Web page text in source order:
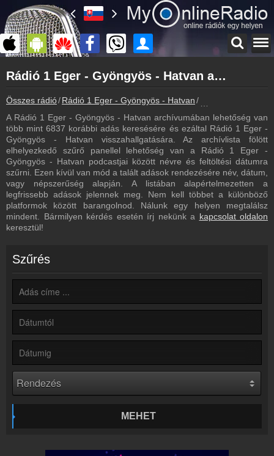
myonlineradio.hu
Rádió 1 Eger - Gyöngyös - Hatvan
Vissza a Rádió 1 Eger - Gyöngyös - Hatvan oldalára
Bejelentkezés
Hozz létre saját fiókot!
Most szól
Tudd meg mi szólt eddig
Frekvenciák
Rádió 1 Eger - Gyöngyös - Hatvan frekvencia
Műsorújság
Webkamera
Rádió 1 Eger - Gyöngyös - Hatvan webkamera, élőkép
Hírek
Rádió 1 Eger - Gyöngyös - Hatvan kapcsolatos hírek
Kapcsolat
Partnerek
Rádió beágyazás
Ágyazd be weboldaladba
Online rádió készítés
Rádió 1 Eger - Gyöngyös - Hatvan archívum - Rádió 1 Eger - Gyöngyös - Hatvan podcasts - Rádió 1 Eger - Gyöngyös - Hatvan visszahallgatás
Összes rádió Rádió 1 Eger - Gyöngyös - Hatvan
A Rádió 1 Eger - Gyöngyös - Hatvan archívumában lehetőség van
több mint 6837 korábbi adás keresésére és ezáltal Rádió 1 Eger -
Gyöngyös - Hatvan visszahallgatására. Az archívlista fölött
elhelyezkedő szűrő panellel lehetőség van a Rádió 1 Eger -
Gyöngyös - Hatvan podcastjai között névre és feltöltési dátumra
szűrni. Ezen kívül van mód a talált adások rendezésére név, dátum,
vagy népszerűség alapján. A listában alapértelmezetten a
legfrissebb adások jelennek meg. Nem kell többet a különböző
platformok között barangolnod. Nálunk egy helyen megtalálsz
mindent. Bármilyen kérdés esetén írj nekünk a kapcsolat oldalon
keresztül!
Szűrés
MEHET